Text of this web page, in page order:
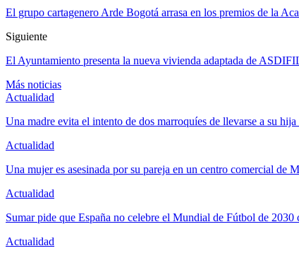
El grupo cartagenero Arde Bogotá arrasa en los premios de la
Siguiente
El Ayuntamiento presenta la nueva vivienda adaptada de
Más noticias
Actualidad
Una madre evita el intento de dos marroquíes de llevarse a su
Actualidad
Una mujer es asesinada por su pareja en un centro comercial de
Actualidad
Sumar pide que España no celebre el Mundial de Fútbol de 2030
Actualidad